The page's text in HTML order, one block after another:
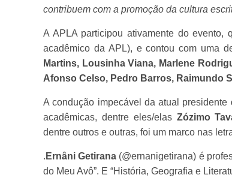
contribuem com a promoção da cultura
A APLA participou ativamente do evento,
acadêmico da APL), e contou com uma
Martins, Lousinha Viana, Marlene
Afonso Celso, Pedro Barros, Raimundo
A condução impecável da atual presidente
acadêmicas, dentre eles/elas Zózimo
dentre outros e outras, foi um marco nas
. Ernâni Getirana (@ernanigetirana) é
do Meu Avô”. E “História, Geografia e